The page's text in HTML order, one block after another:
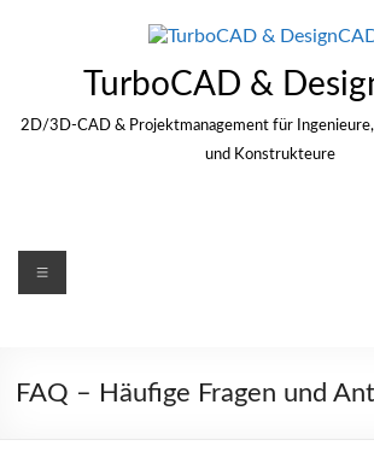
TurboCAD &
2D/3D-CAD & Projektmanagement für
und Konstrukteure
Menü
FAQ – Häufige Fragen und